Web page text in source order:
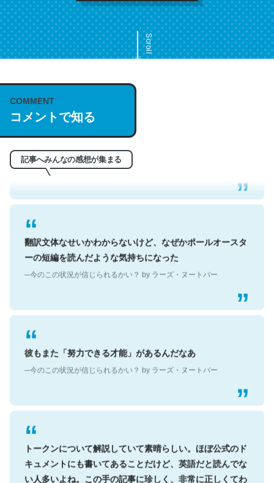
Scroll
COMMENT
コメントで知る
記事へみんなの感想が集まる
これは名文。彼はとてもクレバーなんだろうなと凄く思
う。英語少しでも読める人は原文もお勧め。自分はこの流
れ好き。Let’s Fucking Go. Then Covid hit. Shit.
─今のこの状況が信じられるかい？ by ラーズ・ヌートバー
翻訳文体なせいかわからないけど、なぜかポールオースタ
ーの短編を読んだような気持ちになった
彼もまた「努力できる才能」があるんだなあ
トークンについて解説していて素晴らしい。ほぼ公式のド
キュメントにも書いてあることだけど、英語だと読んでな
い人多いよね。この手の記事に珍しく、非常に正しくてわ